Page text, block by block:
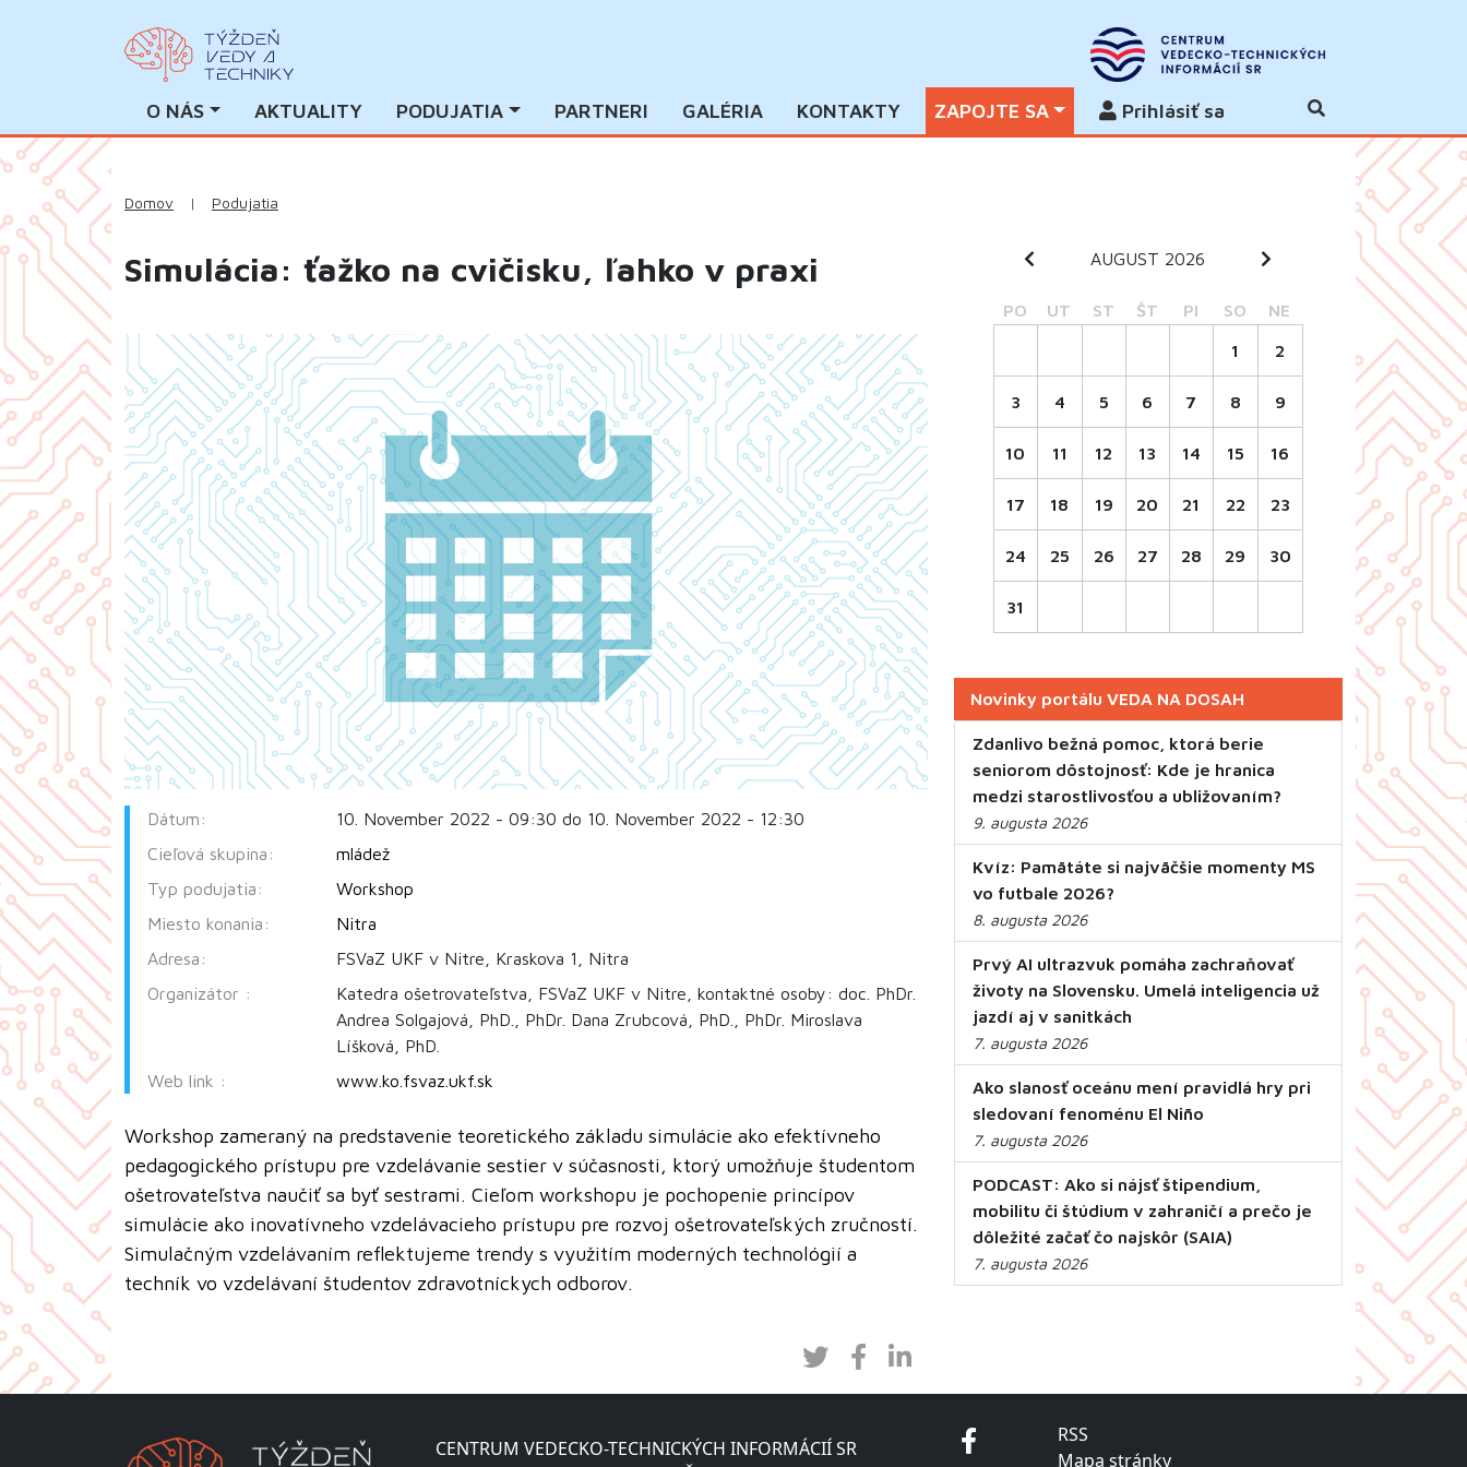
O NÁS AKTUALITY PODUJATIA PARTNERI GALÉRIA KONTAKTY ZAPOJTE SA Prihlásiť sa
Domov | Podujatia
Simulácia: ťažko na cvičisku, ľahko v praxi
Dátum:
10. November 2022 - 09:30 do 10. November 2022 - 12:30
Cieľová skupina:
mládež
Typ podujatia:
Workshop
Miesto konania:
Nitra
Adresa:
FSVaZ UKF v Nitre, Kraskova 1, Nitra
Organizátor :
Katedra ošetrovateľstva, FSVaZ UKF v Nitre, kontaktné osoby: doc. PhDr.
Andrea Solgajová, PhD., PhDr. Dana Zrubcová, PhD., PhDr. Miroslava
Líšková, PhD.
Web link :
www.ko.fsvaz.ukf.sk
Workshop zameraný na predstavenie teoretického základu simulácie ako efektívneho
pedagogického prístupu pre vzdelávanie sestier v súčasnosti, ktorý umožňuje študentom
ošetrovateľstva naučiť sa byť sestrami. Cieľom workshopu je pochopenie princípov
simulácie ako inovatívneho vzdelávacieho prístupu pre rozvoj ošetrovateľských zručností.
Simulačným vzdelávaním reflektujeme trendy s využitím moderných technológií a
techník vo vzdelávaní študentov zdravotníckych odborov.
AUGUST 2026
PO UT ST ŠT PI SO NE
1 2
3 4 5 6 7 8 9
10 11 12 13 14 15 16
17 18 19 20 21 22 23
24 25 26 27 28 29 30
31
Novinky portálu VEDA NA DOSAH
Zdanlivo bežná pomoc, ktorá berie
seniorom dôstojnosť: Kde je hranica
medzi starostlivosťou a ubližovaním?
9. augusta 2026
Kvíz: Pamätáte si najväčšie momenty MS
vo futbale 2026?
8. augusta 2026
Prvý AI ultrazvuk pomáha zachraňovať
životy na Slovensku. Umelá inteligencia už
jazdí aj v sanitkách
7. augusta 2026
Ako slanosť oceánu mení pravidlá hry pri
sledovaní fenoménu El Niño
7. augusta 2026
PODCAST: Ako si nájsť štipendium,
mobilitu či štúdium v zahraničí a prečo je
dôležité začať čo najskôr (SAIA)
7. augusta 2026
CENTRUM VEDECKO-TECHNICKÝCH INFORMÁCIÍ SR
RSS
Mapa stránky